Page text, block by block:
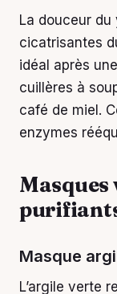
La douceur
cicatrisantes
idéal après
cuillères à
café de miel.
enzymes
Masques
Masque
L’argile verte